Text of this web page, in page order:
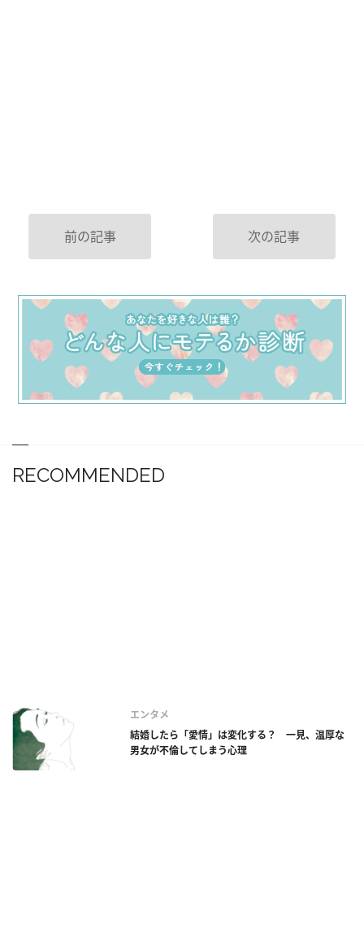
前の記事 次の記事
RECOMMENDED
エンタメ
結婚したら「愛情」は変化する？ 一見、温厚な
男女が不倫してしまう心理